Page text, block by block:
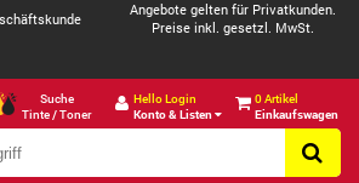
Angebote gelten für Privatkunden.
Preise inkl. gesetzl. MwSt.
Suche
Tinte / Toner
Hello Login
Konto & Listen
0 Artikel
Einkaufswagen